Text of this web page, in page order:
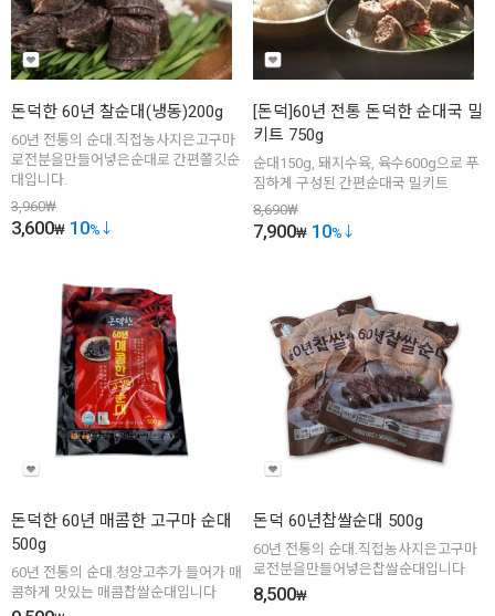
돈덕한 60년 찰순대(냉동)200g
60년 전통의 순대.직접농사지은고구마
로전분을만들어넣은순대로 간편쫄깃순
대입니다.
3,960₩
3,600₩ 10%
[돈덕]60년 전통 돈덕한 순대국 밀
키트 750g
순대150g, 돼지수육, 육수600g으로 푸
짐하게 구성된 간편순대국 밀키트
8,690₩
7,900₩ 10%
돈덕한 60년 매콤한 고구마 순대
500g
60년 전통의 순대.청양고추가 들어가 매
콤하게 맛있는 매콤찹쌀순대입니다
돈덕 60년찹쌀순대 500g
60년 전통의 순대.직접농사지은고구마
로전분을만들어넣은찹쌀순대입니다
8,500₩